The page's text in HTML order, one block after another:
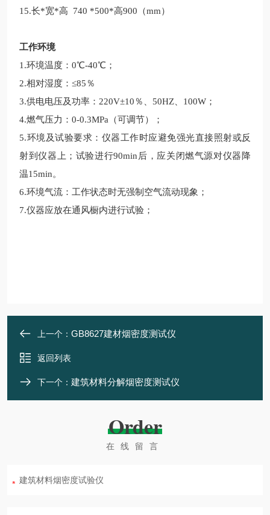
15.长*宽*高 740 *500*高900（mm）
工作环境
1.环境温度：0℃-40℃；
2.相对湿度：≤85％
3.供电电压及功率：220V±10％、50HZ、100W；
4.燃气压力：0-0.3MPa（可调节）；
5.环境及试验要求：仪器工作时应避免强光直接照射或反
射到仪器上；试验进行90min后，应关闭燃气源对仪器降
温15min。
6.环境气流：工作状态时无强制空气流动现象；
7.仪器应放在通风橱内进行试验；
上一个： GB8627建材烟密度测试仪
返回列表
下一个： 建筑材料分解烟密度测试仪
Order
在线留言